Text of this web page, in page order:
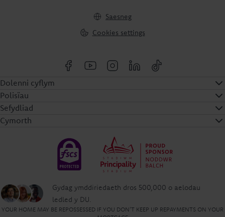
Saesneg
Cookies settings
Dolenni cyflym
Polisïau
Sefydliad
Cymorth
Gydag ymddiriedaeth dros 500,000 o aelodau
ledled y DU.
YOUR HOME MAY BE REPOSSESSED IF YOU DON'T KEEP UP REPAYMENTS ON YOUR